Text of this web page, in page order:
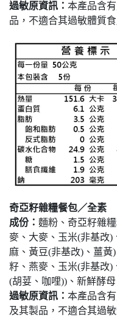
過敏原資訊： 本產品含
品，不適合其過敏體質食
奇亞籽雜糧餐包／全素
成份： 麵粉、奇亞籽雜
麥、大麥、玉米(非基改
麻、黃豆(非基改)、薑
籽、燕麥、玉米(非基改
(胡荽、咖哩))、新鮮酵母
過敏原資訊： 本產品含
及其製品，不適合其過